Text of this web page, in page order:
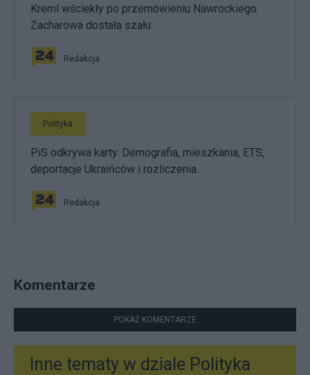
Kreml wściekły po przemówieniu Nawrockiego.
Zacharowa dostała szału
Redakcja
Polityka
PiS odkrywa karty. Demografia, mieszkania, ETS,
deportacje Ukraińców i rozliczenia
Redakcja
Komentarze
POKAŻ KOMENTARZE
Inne tematy w dziale Polityka